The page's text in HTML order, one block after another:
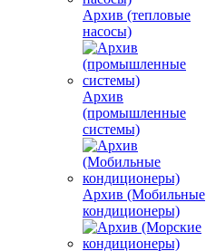
Архив (тепловые
насосы)
Архив
(промышленные
системы)
Архив (Мобильные
кондиционеры)